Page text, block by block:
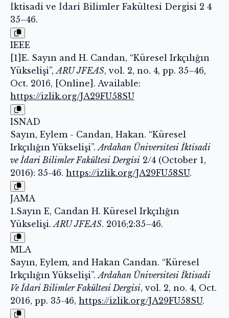
İktisadi ve İdari Bilimler Fakültesi Dergisi 2 4
35–46.
IEEE
[1]E. Sayın and H. Candan, “Küresel Irkçılığın
Yükselişi”,ARU JFEAS, vol. 2, no. 4, pp. 35–46,
Oct. 2016, [Online]. Available:
https://izlik.org/JA29FU58SU
ISNAD
Sayın, Eylem - Candan, Hakan. “Küresel
Irkçılığın Yükselişi”.Ardahan Üniversitesi İktisadi
ve İdari Bilimler Fakültesi Dergisi 2/4 (October 1,
2016): 35-46. https://izlik.org/JA29FU58SU.
JAMA
1.Sayın E, Candan H. Küresel Irkçılığın
Yükselişi.ARU JFEAS. 2016;2:35–46.
MLA
Sayın, Eylem, and Hakan Candan. “Küresel
Irkçılığın Yükselişi”.Ardahan Üniversitesi İktisadi
Ve İdari Bilimler Fakültesi Dergisi, vol. 2, no. 4, Oct.
2016, pp. 35-46, https://izlik.org/JA29FU58SU.